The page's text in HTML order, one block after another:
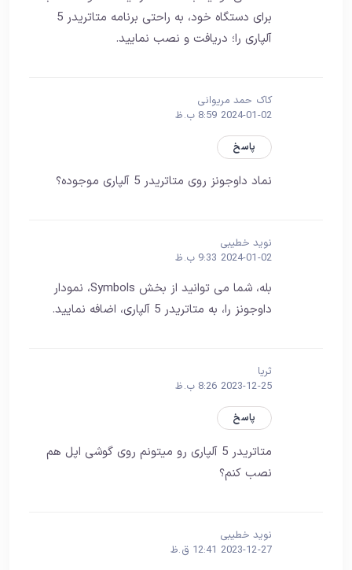
برای دستگاه خود، به راحتی برنامه متاتریدر 5
آلپاری را؛ دریافت و نصب نمایید.
کاک حمد مریوانی
2024-01-02 8:59 ب.ظ
پاسخ
نماد داوجونز روی متاتریدر 5 آلپاری موجوده؟
نوید خطیبی
2024-01-02 9:33 ب.ظ
بله، شما می توانید از بخش Symbols، نمودار
داوجونز را، به متاتریدر 5 آلپاری، اضافه نمایید.
ثریا
2023-12-25 8:26 ب.ظ
پاسخ
متاتریدر 5 آلپاری رو میتونم روی گوشی اپل هم
نصب کنم؟
نوید خطیبی
2023-12-27 12:41 ق.ظ